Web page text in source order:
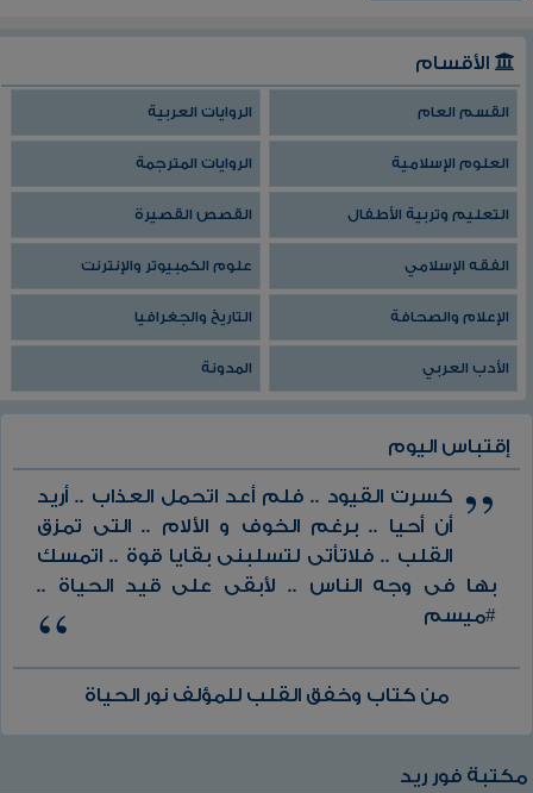
الأقسام
القسم العام الروايات العربية
العلوم الإسلامية الروايات المترجمة
التعليم وتربية الأطفال القصص القصيرة
الفقه الإسلامي علوم الكمبيوتر والإنترنت
الإعلام والصحافة التاريخ والجغرافيا
الأدب العربي المدونة
إقتباس اليوم
كسرت القيود .. فلم أعد اتحمل العذاب .. أريد
أن أحيا .. برغم الخوف و الألام .. التى تمزق
القلب .. فلاتأتى لتسلبنى بقايا قوة .. اتمسك
بها فى وجه الناس .. لأبقى على قيد الحياة ..
#ميسم
من كتاب وخفق القلب للمؤلف نور الحياة
مكتبة فور ريد